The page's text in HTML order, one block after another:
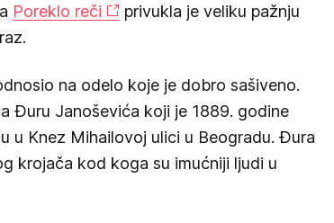
Poreklo reči
privukla je veliku pažnju
na odelo koje je dobro sašiveno.
Đuru Janoševića koji je 1889. godine
u Knez Mihailovoj ulici u Beogradu. Đura
krojača kod koga su imućniji ljudi u